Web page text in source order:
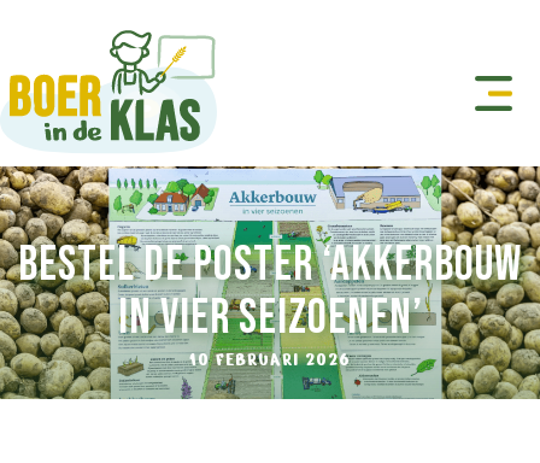
Bestel de poster ‘Akkerbouw
in vier seizoenen’
10 FEBRUARI 2026